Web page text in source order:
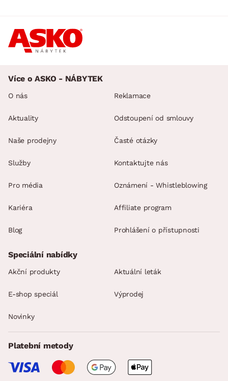
Více o ASKO - NÁBYTEK
O nás
Aktuality
Naše prodejny
Služby
Pro média
Kariéra
Blog
Reklamace
Odstoupení od smlouvy
Časté otázky
Kontaktujte nás
Oznámení - Whistleblowing
Affiliate program
Prohlášení o přístupnosti
Speciální nabídky
Akční produkty Aktuální leták
E-shop speciál Výprodej
Novinky
Platební metody